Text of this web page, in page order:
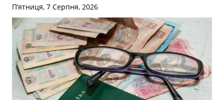
П’ятниця, 7 Серпня, 2026